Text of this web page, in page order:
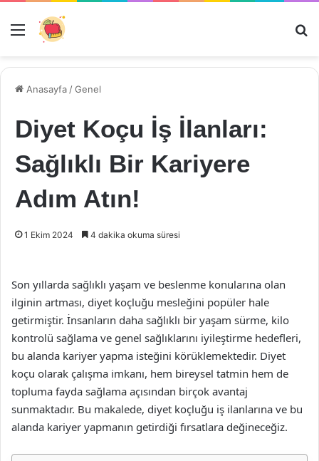
Menü
Anasayfa /Genel
Diyet Koçu İş İlanları:
Sağlıklı Bir Kariyere
Adım Atın!
1 Ekim 2024 4 dakika okuma süresi
Son yıllarda sağlıklı yaşam ve beslenme konularına olan
ilginin artması, diyet koçluğu mesleğini popüler hale
getirmiştir. İnsanların daha sağlıklı bir yaşam sürme, kilo
kontrolü sağlama ve genel sağlıklarını iyileştirme hedefleri,
bu alanda kariyer yapma isteğini körüklemektedir. Diyet
koçu olarak çalışma imkanı, hem bireysel tatmin hem de
topluma fayda sağlama açısından birçok avantaj
sunmaktadır. Bu makalede, diyet koçluğu iş ilanlarına ve bu
alanda kariyer yapmanın getirdiği fırsatlara değineceğiz.